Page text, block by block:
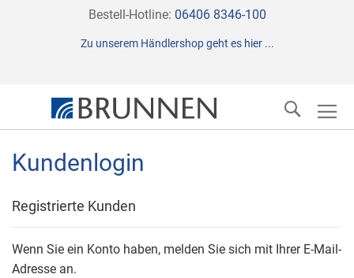
Direkt
Inhalt
Bestell-Hotline: 06406 8346-100
Zu unserem Händlershop geht es hier ...
Suche
Kundenlogin
Registrierte Kunden
Wenn Sie ein Konto haben, melden Sie sich mit Ihrer E-Mail-
Adresse an.